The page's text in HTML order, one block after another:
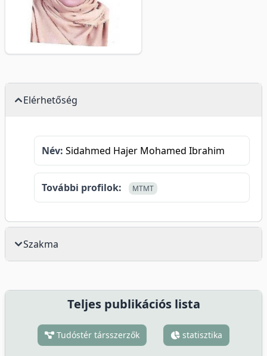
Elérhetőség
Név: Sidahmed Hajer Mohamed Ibrahim
További profilok: MTMT
Szakma
Teljes publikációs lista
Tudóstér társszerzők statisztika